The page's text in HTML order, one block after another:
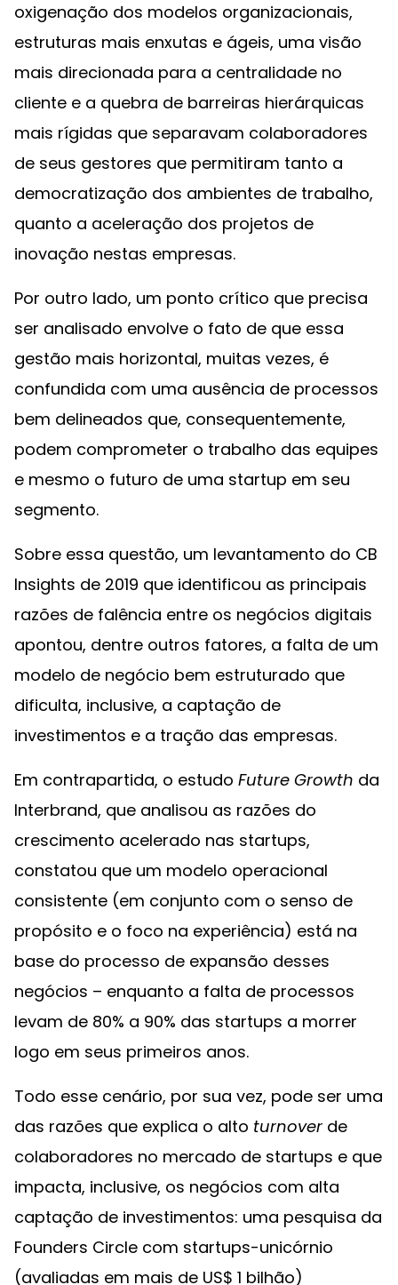
oxigenação dos modelos organizacionais,
estruturas mais enxutas e ágeis, uma visão
mais direcionada para a centralidade no
cliente e a quebra de barreiras hierárquicas
mais rígidas que separavam colaboradores
de seus gestores que permitiram tanto a
democratização dos ambientes de trabalho,
quanto a aceleração dos projetos de
inovação nestas empresas.
Por outro lado, um ponto crítico que precisa
ser analisado envolve o fato de que essa
gestão mais horizontal, muitas vezes, é
confundida com uma ausência de processos
bem delineados que, consequentemente,
podem comprometer o trabalho das equipes
e mesmo o futuro de uma startup em seu
segmento.
Sobre essa questão, um levantamento do CB
Insights de 2019 que identificou as principais
razões de falência entre os negócios digitais
apontou, dentre outros fatores, a falta de um
modelo de negócio bem estruturado que
dificulta, inclusive, a captação de
investimentos e a tração das empresas.
Em contrapartida, o estudo Future Growth da
Interbrand, que analisou as razões do
crescimento acelerado nas startups,
constatou que um modelo operacional
consistente (em conjunto com o senso de
propósito e o foco na experiência) está na
base do processo de expansão desses
negócios – enquanto a falta de processos
levam de 80% a 90% das startups a morrer
logo em seus primeiros anos.
Todo esse cenário, por sua vez, pode ser uma
das razões que explica o alto turnover de
colaboradores no mercado de startups e que
impacta, inclusive, os negócios com alta
captação de investimentos: uma pesquisa da
Founders Circle com startups-unicórnio
(avaliadas em mais de US$ 1 bilhão)